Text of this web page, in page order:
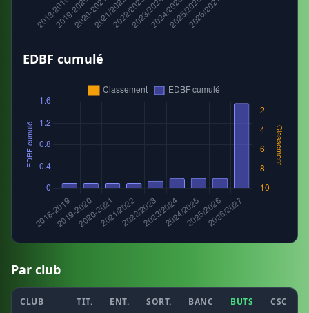
EDBF cumulé
Par club
CLUB TIT. ENT. SORT. BANC BUTS CSC